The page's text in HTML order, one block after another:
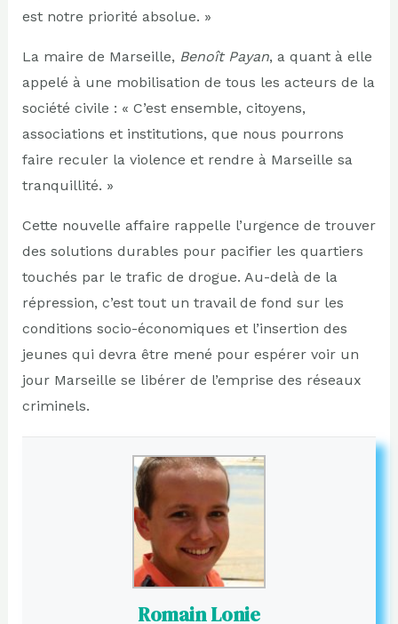
est notre priorité absolue. »
La maire de Marseille, Benoît Payan, a quant à elle
appelé à une mobilisation de tous les acteurs de la
société civile : « C’est ensemble, citoyens,
associations et institutions, que nous pourrons
faire reculer la violence et rendre à Marseille sa
tranquillité. »
Cette nouvelle affaire rappelle l’urgence de trouver
des solutions durables pour pacifier les quartiers
touchés par le trafic de drogue. Au-delà de la
répression, c’est tout un travail de fond sur les
conditions socio-économiques et l’insertion des
jeunes qui devra être mené pour espérer voir un
jour Marseille se libérer de l’emprise des réseaux
criminels.
Romain Lonie